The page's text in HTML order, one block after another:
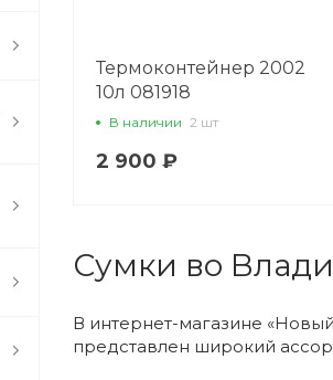
Термоконтейнер 2002
10л 081918
В наличии 2 шт
2 900 ₽
Сумки во
В интернет-магазине
представлен широкий